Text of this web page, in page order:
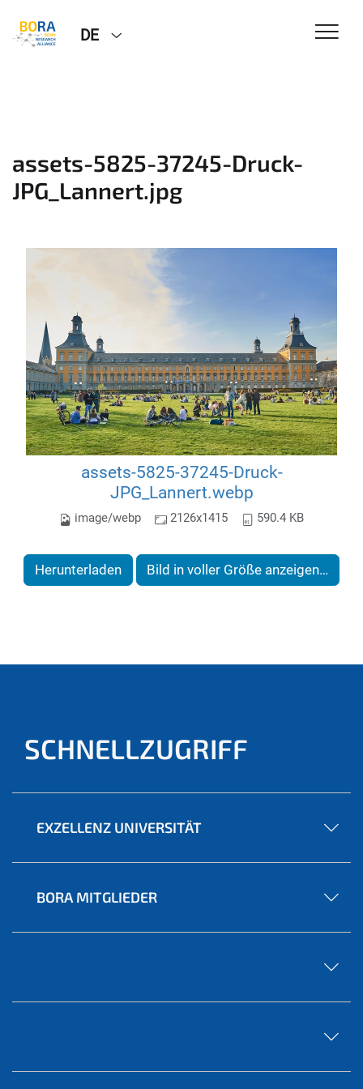
DE
assets-5825-37245-Druck-
JPG_Lannert.jpg
assets-5825-37245-Druck-
JPG_Lannert.webp
image/webp 2126x1415 590.4 KB
Herunterladen Bild in voller Größe anzeigen…
SCHNELLZUGRIFF
EXZELLENZ UNIVERSITÄT
BORA MITGLIEDER